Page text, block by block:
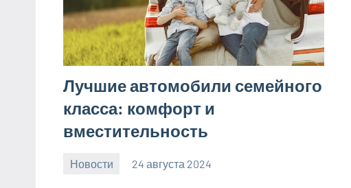
Лучшие автомобили семейного
класса: комфорт и
вместительность
Новости 24 августа 2024